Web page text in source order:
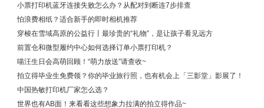
小票打印机蓝牙连接失败怎么办？从配对到断连7步排查
怕浪费相纸？适合新手的即时相机推荐
穿梭在雪域高原的公益行丨最珍贵的“礼物”，是让孩子看见远方
前置仓和微型履约中心如何选择订单小票打印机？
喵汪生日会高萌回顾！“萌力放送”请查收~
拍立得毕业生免费领？你的毕业旅行照，也有机会上「三影堂」影展了！
中国热敏打印机厂家怎么选？
世界也有AB面！来看看这些想象力拉满的拍立得作品~